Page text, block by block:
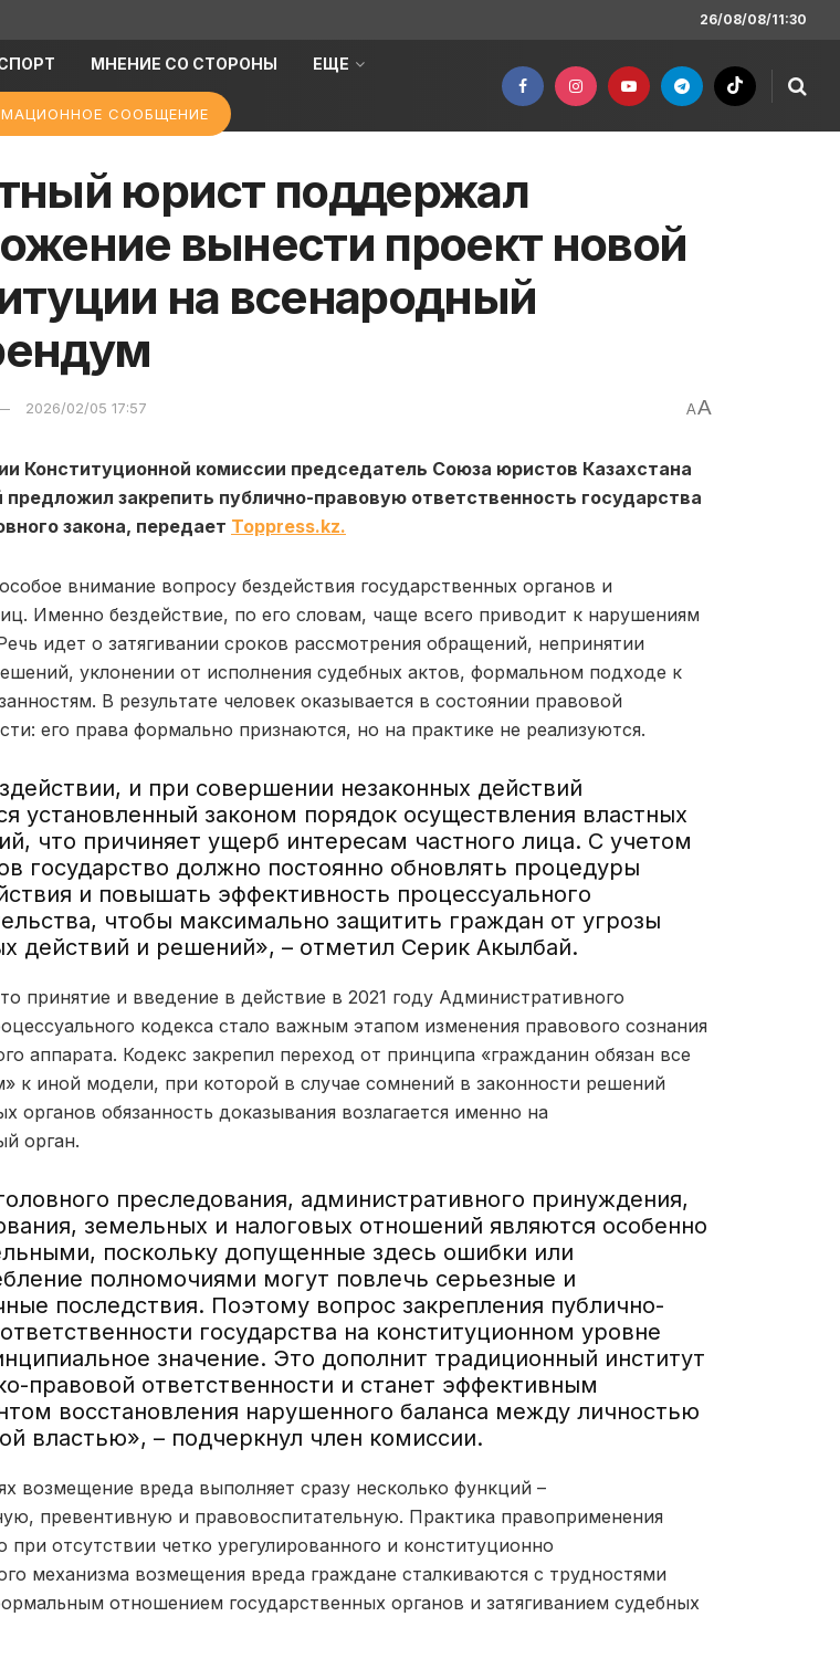
26/08/08/11:30
МНЕНИЕ СО СТОРОНЫ ЕЩЕ
СООБЩЕНИЕ
юрист поддержал
вынести проект новой
на всенародный
2026/02/05 17:57 AA
Конституционной комиссии председатель Союза юристов Казахстана
закрепить публично-правовую ответственность государства
закона, передает Toppress.kz.
внимание вопросу бездействия государственных органов и
Именно бездействие, по его словам, чаще всего приводит к нарушениям
идет о затягивании сроков рассмотрения обращений, непринятии
уклонении от исполнения судебных актов, формальном подходе к
В результате человек оказывается в состоянии правовой
его права формально признаются, но на практике не реализуются.
и при совершении незаконных действий
установленный законом порядок осуществления властных
что причиняет ущерб интересам частного лица. С учетом
государство должно постоянно обновлять процедуры
и повышать эффективность процессуального
чтобы максимально защитить граждан от угрозы
действий и решений», – отметил Серик Акылбай.
принятие и введение в действие в 2021 году Административного
кодекса стало важным этапом изменения правового сознания
аппарата. Кодекс закрепил переход от принципа «гражданин обязан все
к иной модели, при которой в случае сомнений в законности решений
органов обязанность доказывания возлагается именно на
орган.
преследования, административного принуждения,
земельных и налоговых отношений являются особенно
поскольку допущенные здесь ошибки или
полномочиями могут повлечь серьезные и
последствия. Поэтому вопрос закрепления публично-
государства на конституционном уровне
значение. Это дополнит традиционный институт
правовой ответственности и станет эффективным
восстановления нарушенного баланса между личностью
властью», – подчеркнул член комиссии.
возмещение вреда выполняет сразу несколько функций –
превентивную и правовоспитательную. Практика правоприменения
при отсутствии четко урегулированного и конституционно
механизма возмещения вреда граждане сталкиваются с трудностями
отношением государственных органов и затягиванием судебных